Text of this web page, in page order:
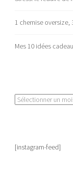
1 chemise oversize,
Mes 10 idées
Archives
[instagram-feed]